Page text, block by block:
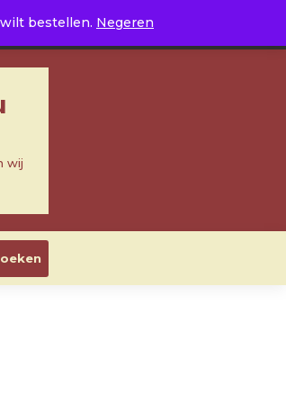
bestellen. Negeren
wij